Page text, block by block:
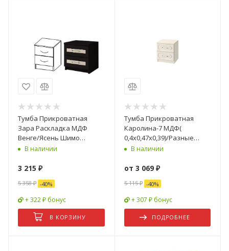
Тумба Прикроватная
Зара Раскладка МДФ
Венге/Ясень Шимо
Светлый ЗТ-01
В наличии
3 215 ₽
5 358₽ -40%
+ 322 ₽ бонус
В КОРЗИНУ
Тумба Прикроватная
Каролина-7 МДФ(
0,4х0,47х0,39)/Разные
Цвета
В наличии
от 3 069 ₽
5 115 ₽ -40%
+ 307 ₽ бонус
ПОДРОБНЕЕ